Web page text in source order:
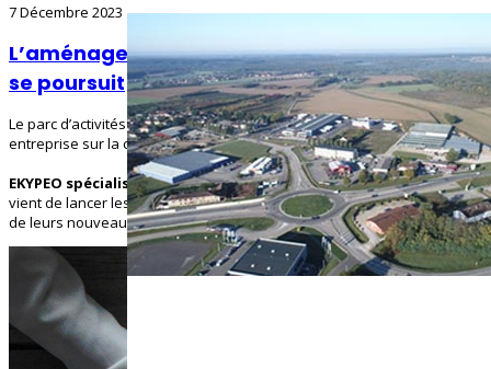
7 Décembre 2023
L’aménagement du parc d’activités Cadran
se poursuit
Le parc d’activités Cadran est heureux d’accueillir une nouvelle
entreprise sur la commune de Montagnat.
EKYPEO spécialisé dans l’aménagement de véhicules utilitaires,
vient de lancer les travaux qui permettront à court terme, l’installation
de leurs nouveaux locaux.